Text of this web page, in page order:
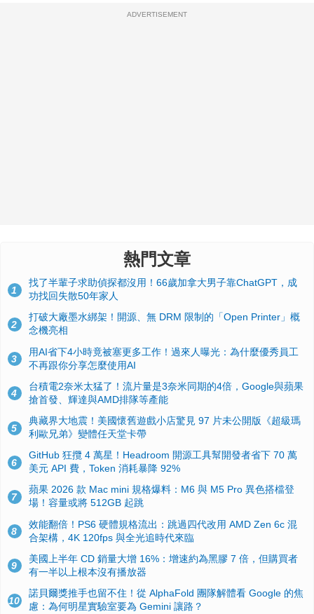
ADVERTISEMENT
熱門文章
1
找了半輩子求助偵探都沒用！66歲加拿大男子靠ChatGPT，成
功找回失散50年家人
2
打破大廠墨水綁架！開源、無 DRM 限制的「Open Printer」概
念機亮相
3
用AI省下4小時竟被塞更多工作！過來人曝光：為什麼優秀員工
不再跟你分享怎麼使用AI
4
台積電2奈米太猛了！流片量是3奈米同期的4倍，Google與蘋果
搶首發、輝達與AMD排隊等產能
5
典藏界大地震！美國懷舊遊戲小店驚見 97 片未公開版《超級瑪
利歐兄弟》變體任天堂卡帶
6
GitHub 狂攬 4 萬星！Headroom 開源工具幫開發者省下 70 萬
美元 API 費，Token 消耗暴降 92%
7
蘋果 2026 款 Mac mini 規格爆料：M6 與 M5 Pro 異色搭檔登
場！容量或將 512GB 起跳
8
效能翻倍！PS6 硬體規格流出：跳過四代改用 AMD Zen 6c 混
合架構，4K 120fps 與全光追時代來臨
9
美國上半年 CD 銷量大增 16%：增速約為黑膠 7 倍，但購買者
有一半以上根本沒有播放器
10
諾貝爾獎推手也留不住！從 AlphaFold 團隊解體看 Google 的焦
慮：為何明星實驗室要為 Gemini 讓路？